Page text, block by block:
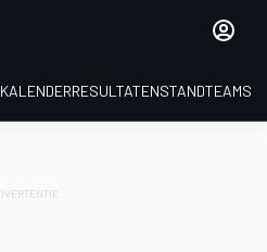
KALENDERRESULTATENSTANDTEAMS